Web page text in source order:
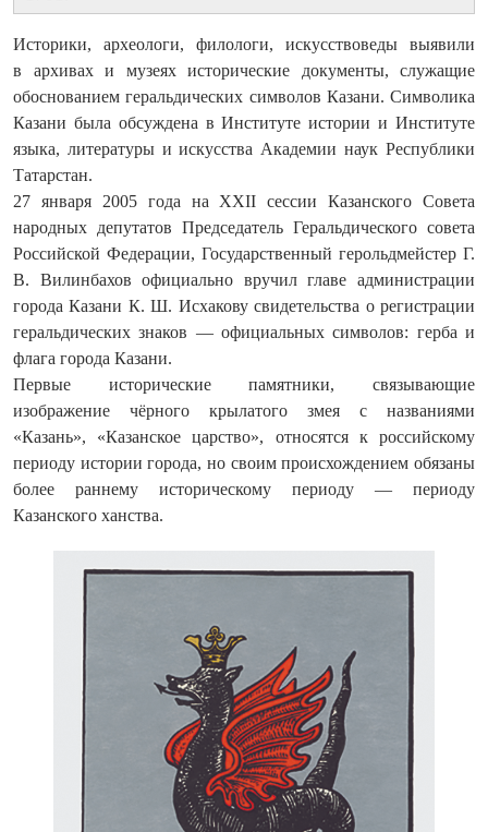
Историки, археологи, филологи, искусствоведы выявили
в архивах и музеях исторические документы, служащие
обоснованием геральдических символов Казани. Символика
Казани была обсуждена в Институте истории и Институте
языка, литературы и искусства Академии наук Респуб­лики
Татарстан.
27 января 2005 года на XXII сессии Казанского Совета
народных депутатов Председатель Геральдического совета
Российской Федерации, Государственный герольдмейстер Г.
В. Вилинбахов официально вручил главе администрации
города Казани К. Ш. Исхакову свидетельства о регистрации
геральдических знаков — официальных символов: герба и
флага города Казани.
Первые исторические памятники, связывающие
изображение чёрного крылатого змея с названиями
«Казань», «Казанское царство», относятся к российскому
периоду истории города, но своим происхождением обязаны
более раннему историческому периоду — периоду
Казанского ханства.